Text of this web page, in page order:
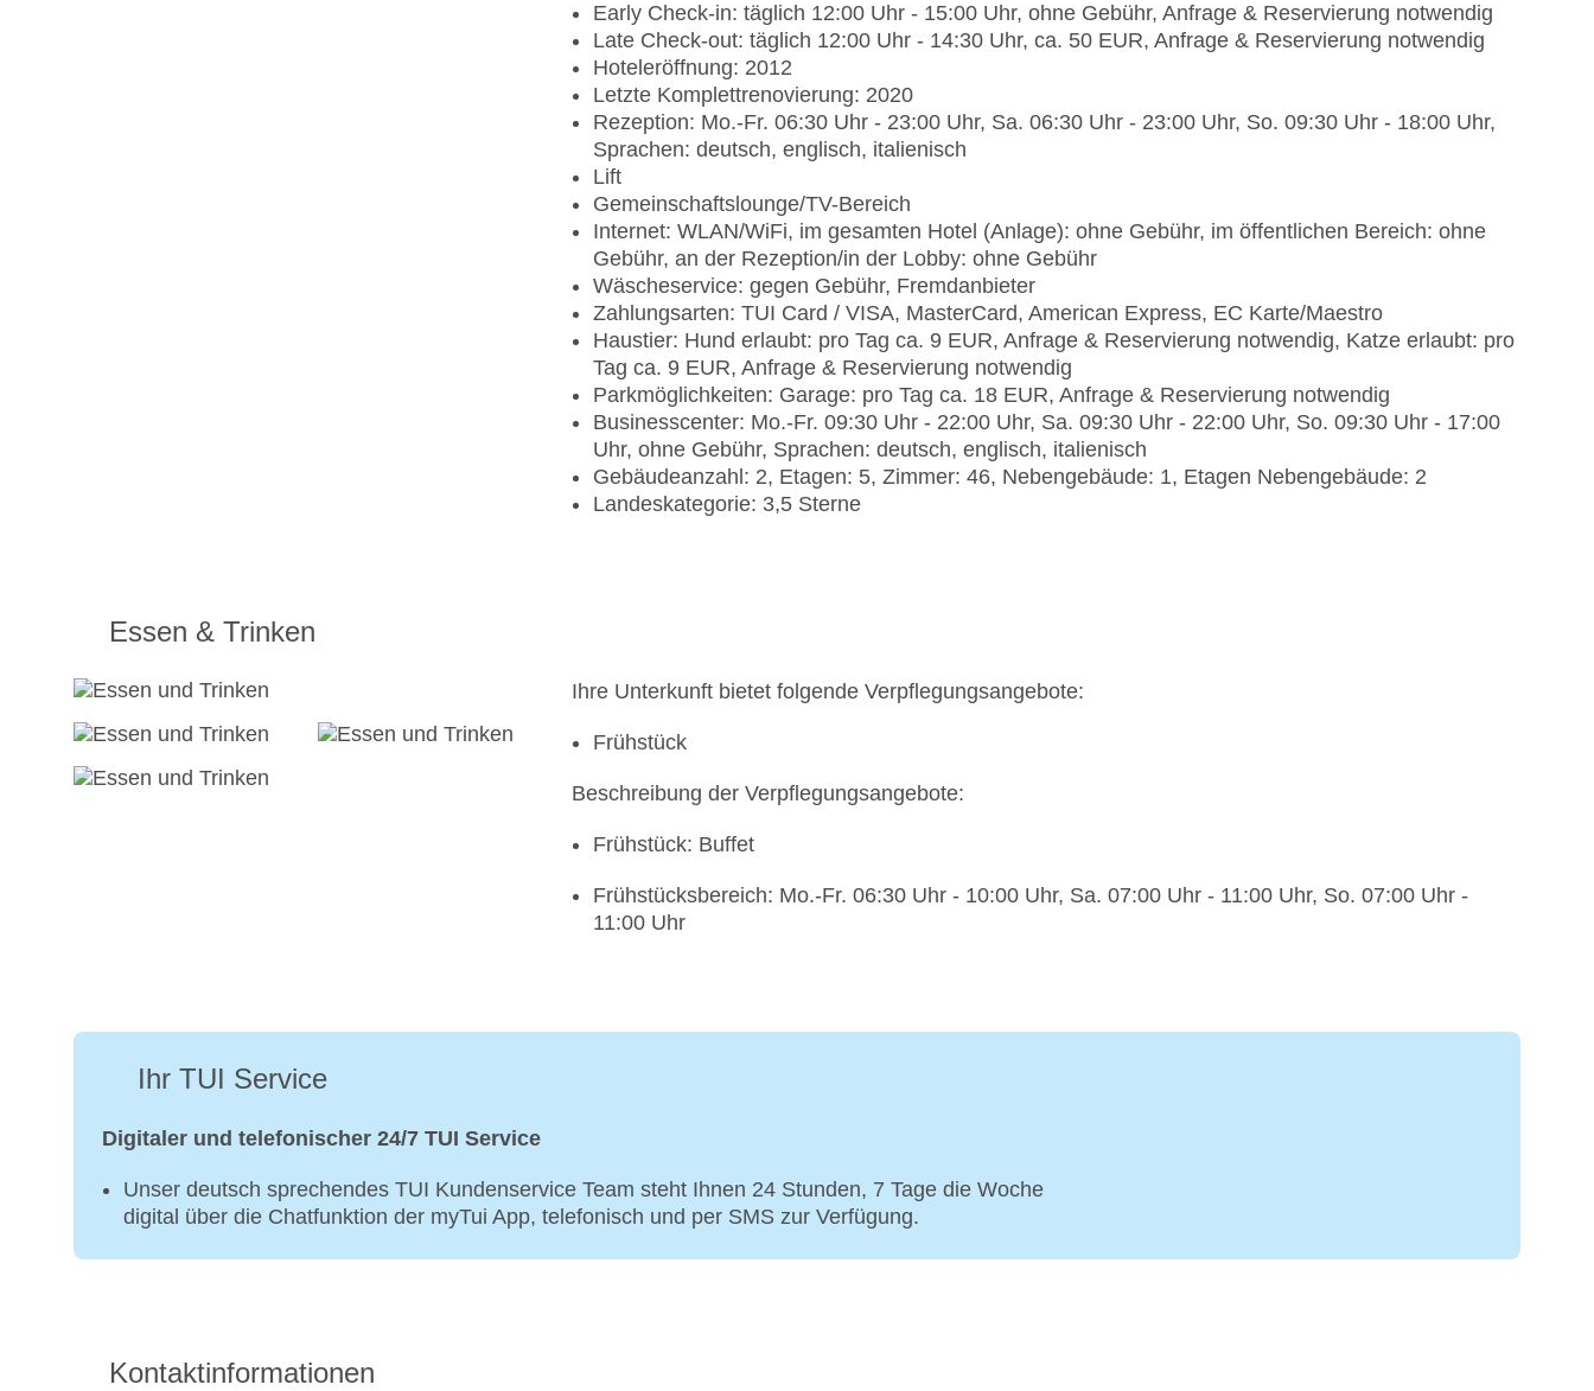
Early Check-in: täglich 12:00 Uhr - 15:00 Uhr, ohne Gebühr, Anfrage & Reservierung notwendig
Late Check-out: täglich 12:00 Uhr - 14:30 Uhr, ca. 50 EUR, Anfrage & Reservierung notwendig
Hoteleröffnung: 2012
Letzte Komplettrenovierung: 2020
Rezeption: Mo.-Fr. 06:30 Uhr - 23:00 Uhr, Sa. 06:30 Uhr - 23:00 Uhr, So. 09:30 Uhr - 18:00 Uhr,
Sprachen: deutsch, englisch, italienisch
Lift
Gemeinschaftslounge/TV-Bereich
Internet: WLAN/WiFi, im gesamten Hotel (Anlage): ohne Gebühr, im öffentlichen Bereich: ohne
Gebühr, an der Rezeption/in der Lobby: ohne Gebühr
Wäscheservice: gegen Gebühr, Fremdanbieter
Zahlungsarten: TUI Card / VISA, MasterCard, American Express, EC Karte/Maestro
Haustier: Hund erlaubt: pro Tag ca. 9 EUR, Anfrage & Reservierung notwendig, Katze erlaubt: pro
Tag ca. 9 EUR, Anfrage & Reservierung notwendig
Parkmöglichkeiten: Garage: pro Tag ca. 18 EUR, Anfrage & Reservierung notwendig
Businesscenter: Mo.-Fr. 09:30 Uhr - 22:00 Uhr, Sa. 09:30 Uhr - 22:00 Uhr, So. 09:30 Uhr - 17:00
Uhr, ohne Gebühr, Sprachen: deutsch, englisch, italienisch
Gebäudeanzahl: 2, Etagen: 5, Zimmer: 46, Nebengebäude: 1, Etagen Nebengebäude: 2
Landeskategorie: 3,5 Sterne
Essen & Trinken
Ihre Unterkunft bietet folgende Verpflegungsangebote:
Frühstück
Beschreibung der Verpflegungsangebote:
Frühstück: Buffet
Frühstücksbereich: Mo.-Fr. 06:30 Uhr - 10:00 Uhr, Sa. 07:00 Uhr - 11:00 Uhr, So. 07:00 Uhr -
11:00 Uhr
Ihr TUI Service
Digitaler und telefonischer 24/7 TUI Service
Unser deutsch sprechendes TUI Kundenservice Team steht Ihnen 24 Stunden, 7 Tage die Woche
digital über die Chatfunktion der myTui App, telefonisch und per SMS zur Verfügung.
Kontaktinformationen